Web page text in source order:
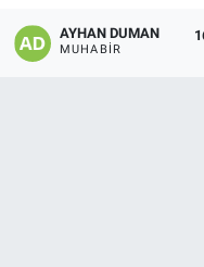
AYHAN DUMAN
MUHABIR